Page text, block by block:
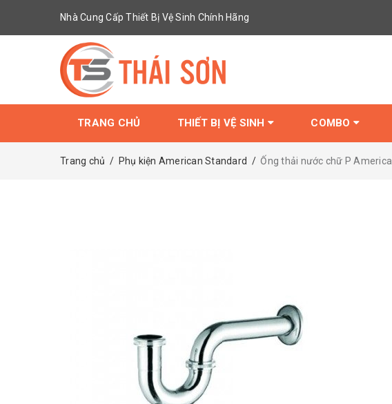
Nhà Cung Cấp Thiết Bị Vệ Sinh Chính Hãng
TRANG CHỦ THIẾT BỊ VỆ SINH COMBO
Trang chủ / Phụ kiện American Standard / Ống thải nước chữ P